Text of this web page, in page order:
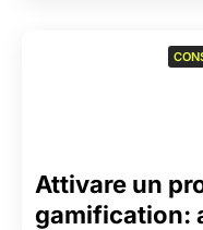
Attivare un
gamification: